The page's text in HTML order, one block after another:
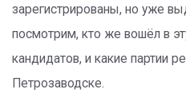
зарегистрированы, но уже
посмотрим, кто же вошёл в
кандидатов, и какие партии
Петрозаводске.